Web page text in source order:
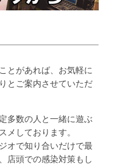
とがあれば、お気軽に
とご案内させていただ
多数の人と一緒に遊ぶ
メしております。
オで知り合いだけで最
店頭での感染対策もし